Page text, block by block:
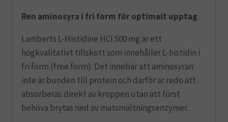
Ren aminosyra i fri form för optimalt upptag
Lamberts L-Histidine HCl 500 mg är ett
högkvalitativt tillskott som innehåller L-histidin i
fri form (free form). Det innebär att aminosyran
inte är bunden till protein och därför är redo att
absorberas direkt av kroppen utan att först
behöva brytas ned av matsmältningsenzymer.